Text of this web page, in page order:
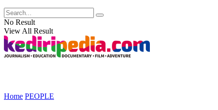
No Result
View All Result
Home PEOPLE